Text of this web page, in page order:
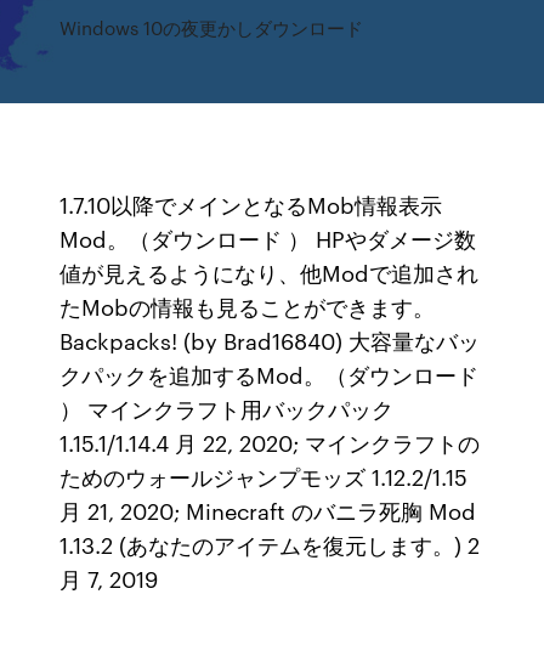
Windows 10の夜更かしダウンロード
1.7.10以降でメインとなるMob情報表示
Mod。（ダウンロード ） HPやダメージ数
値が見えるようになり、他Modで追加され
たMobの情報も見ることができます。
Backpacks! (by Brad16840) 大容量なバッ
クパックを追加するMod。（ダウンロード
） マインクラフト用バックパック
1.15.1/1.14.4 月 22, 2020; マインクラフトの
ためのウォールジャンプモッズ 1.12.2/1.15
月 21, 2020; Minecraft のバニラ死胸 Mod
1.13.2 (あなたのアイテムを復元します。) 2
月 7, 2019